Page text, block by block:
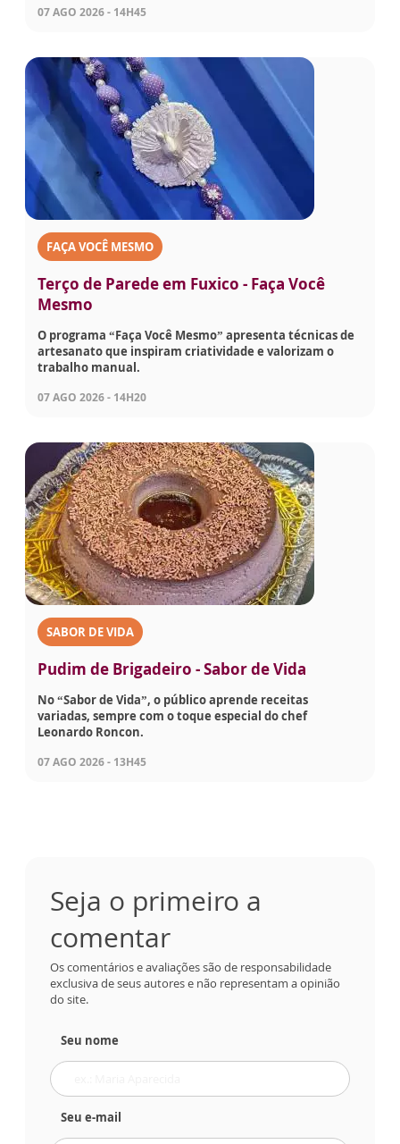
07 AGO 2026 - 14H45
FAÇA VOCÊ MESMO
Terço de Parede em Fuxico - Faça Você
Mesmo
O programa “Faça Você Mesmo” apresenta técnicas de
artesanato que inspiram criatividade e valorizam o
trabalho manual.
07 AGO 2026 - 14H20
SABOR DE VIDA
Pudim de Brigadeiro - Sabor de Vida
No “Sabor de Vida”, o público aprende receitas
variadas, sempre com o toque especial do chef
Leonardo Roncon.
07 AGO 2026 - 13H45
Seja o primeiro a
comentar
Os comentários e avaliações são de responsabilidade
exclusiva de seus autores e não representam a opinião
do site.
Seu nome
Seu e-mail